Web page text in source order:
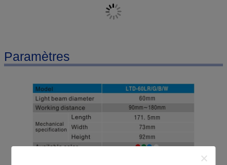
Paramètres